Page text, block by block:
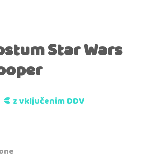
Star Wars
€z vključenim DDV